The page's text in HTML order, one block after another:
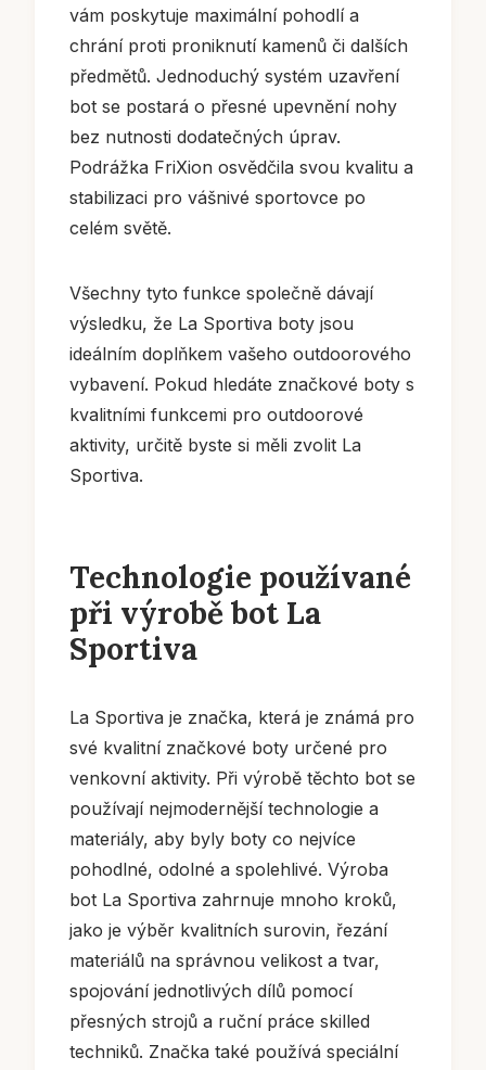
vám poskytuje maximální pohodlí a
chrání proti proniknutí kamenů či dalších
předmětů. Jednoduchý systém uzavření
bot se postará o přesné upevnění nohy
bez nutnosti dodatečných úprav.
Podrážka FriXion osvědčila svou kvalitu a
stabilizaci pro vášnivé sportovce po
celém světě.
Všechny tyto funkce společně dávají
výsledku, že La Sportiva boty jsou
ideálním doplňkem vašeho outdoorového
vybavení. Pokud hledáte značkové boty s
kvalitními funkcemi pro outdoorové
aktivity, určitě byste si měli zvolit La
Sportiva.
Technologie používané
při výrobě bot La
Sportiva
La Sportiva je značka, která je známá pro
své kvalitní značkové boty určené pro
venkovní aktivity. Při výrobě těchto bot se
používají nejmodernější technologie a
materiály, aby byly boty co nejvíce
pohodlné, odolné a spolehlivé. Výroba
bot La Sportiva zahrnuje mnoho kroků,
jako je výběr kvalitních surovin, řezání
materiálů na správnou velikost a tvar,
spojování jednotlivých dílů pomocí
přesných strojů a ruční práce skilled
techniků. Značka také používá speciální